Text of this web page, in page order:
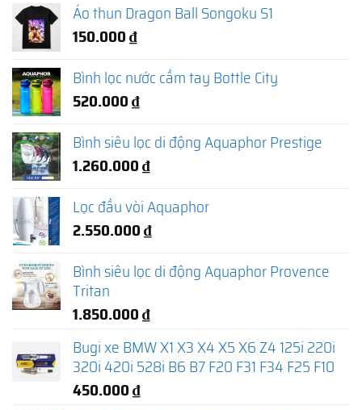
Áo thun Dragon Ball Songoku S1
150.000₫
Bình lọc nước cầm tay Bottle City
520.000₫
Bình siêu lọc di động Aquaphor Prestige
1.260.000₫
Lọc đầu vòi Aquaphor
2.550.000₫
Bình siêu lọc di động Aquaphor Provence
Tritan
1.850.000₫
Bugi xe BMW X1 X3 X4 X5 X6 Z4 125i 220i
320i 420i 528i B6 B7 F20 F31 F34 F25 F10
450.000₫